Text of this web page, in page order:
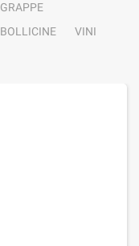
GRAPPE
BOLLICINE
VINI